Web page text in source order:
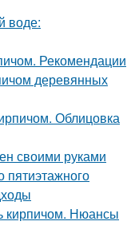
воде:
Рекомендации
деревянных
Облицовка
своими руками
пятиэтажного
кирпичом. Нюансы